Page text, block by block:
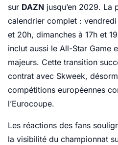
sur DAZN jusqu’en 2029. La
calendrier complet :
et 20h, dimanches à 17h et
inclut aussi le All-Star Game
majeurs. Cette transition
contrat avec Skweek,
compétitions européennes
l’Eurocoupe.
Les réactions des fans
la visibilité du championnat